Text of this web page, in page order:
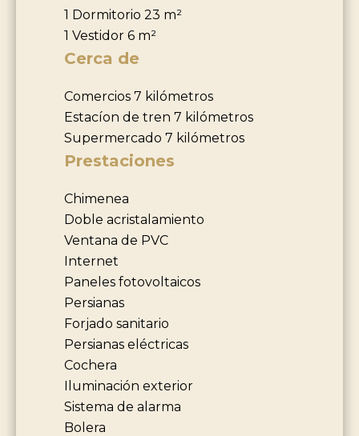
1 Dormitorio 23 m²
1 Vestidor 6 m²
Cerca de
Comercios 7 kilómetros
Estacíon de tren 7 kilómetros
Supermercado 7 kilómetros
Prestaciones
Chimenea
Doble acristalamiento
Ventana de PVC
Internet
Paneles fotovoltaicos
Persianas
Forjado sanitario
Persianas eléctricas
Cochera
Iluminación exterior
Sistema de alarma
Bolera